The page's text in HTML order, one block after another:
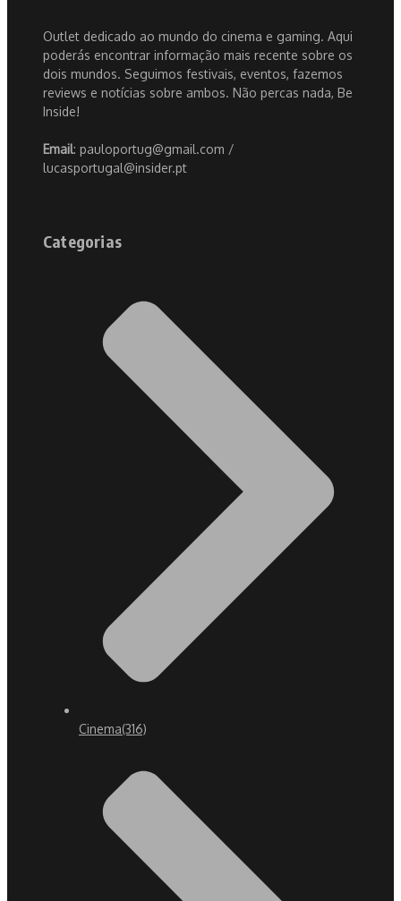
Outlet dedicado ao mundo do cinema e gaming. Aqui
poderás encontrar informação mais recente sobre os
dois mundos. Seguimos festivais, eventos, fazemos
reviews e notícias sobre ambos. Não percas nada, Be
Inside!
Email: pauloportug@gmail.com /
lucasportugal@insider.pt
Categorias
Cinema(316)